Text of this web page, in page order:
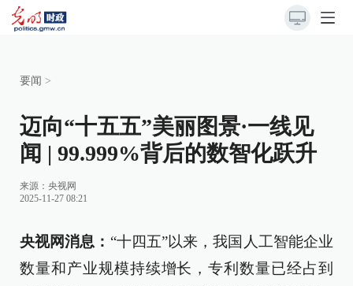
要闻 >
迈向“十五五”美丽图景·一线见
闻 | 99.999%背后的数智化跃升
来源： 央视网
2025-11-27 08:21
央视网消息： “十四五”以来，我国人工智能企业
数量和产业规模持续增长，专利数量已经占到